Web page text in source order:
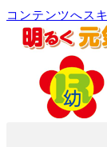
コンテンツへス